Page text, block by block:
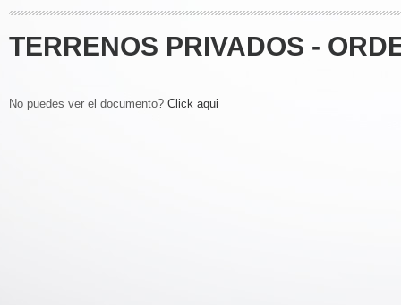
TERRENOS PRIVADOS -
No puedes ver el documento? Click aqui